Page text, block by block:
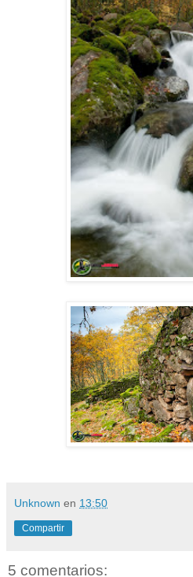
Unknown en 13:50
Compartir
5 comentarios: